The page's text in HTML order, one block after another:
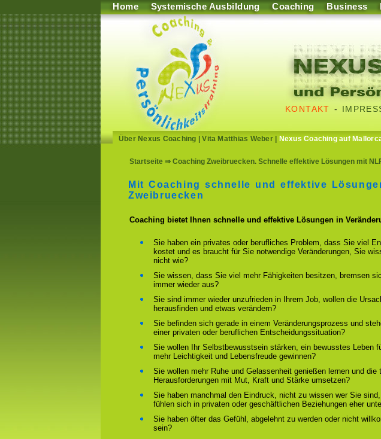
Home Systemische Ausbildung Coaching Business
KONTAKT -
Über Nexus Coaching |Vita Matthias Weber| Nexus Coaching auf
Startseite ⇒ Coaching Zweibruecken. Schnelle effektive Lösungen mit
Mit Coaching schnelle und effektive
Zweibruecken
Coaching bietet Ihnen schnelle und effektive Lösungen in
Sie haben ein privates oder berufliches Problem, dass Sie viel
kostet und es braucht für Sie notwendige Veränderungen, Sie
nicht wie?
Sie wissen, dass Sie viel mehr Fähigkeiten besitzen, bremsen
immer wieder aus?
Sie sind immer wieder unzufrieden in Ihrem Job, wollen die
herausfinden und etwas verändern?
Sie befinden sich gerade in einem Veränderungsprozess und
einer privaten oder beruflichen Entscheidungssituation?
Sie wollen Ihr Selbstbewusstsein stärken, ein bewusstes Leben
mehr Leichtigkeit und Lebensfreude gewinnen?
Sie wollen mehr Ruhe und Gelassenheit genießen lernen und die
Herausforderungen mit Mut, Kraft und Stärke umsetzen?
Sie haben manchmal den Eindruck, nicht zu wissen wer Sie
fühlen sich in privaten oder geschäftlichen Beziehungen eher
Sie haben öfter das Gefühl, abgelehnt zu werden oder nicht
sein?